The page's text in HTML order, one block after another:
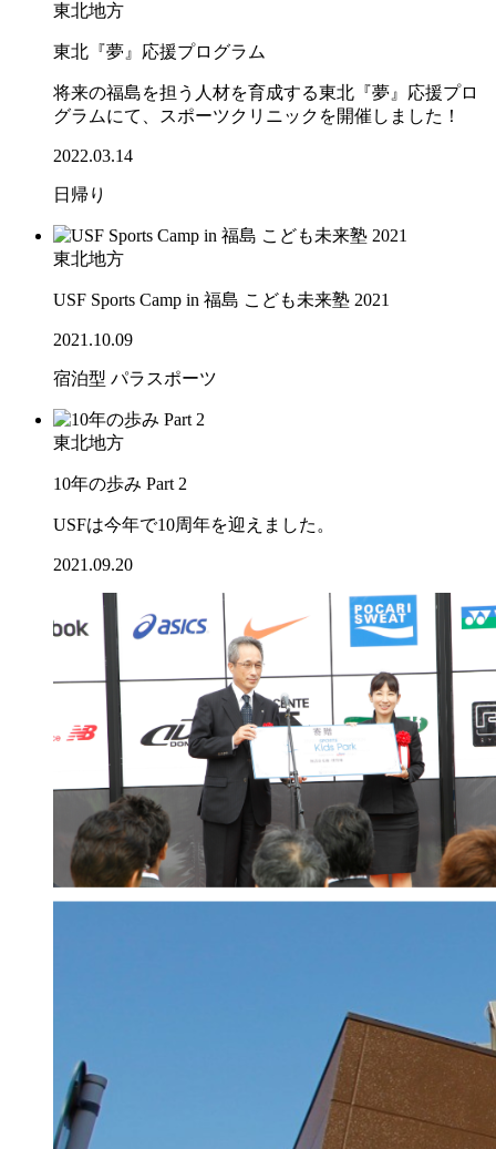
東北地方
東北『夢』応援プログラム
将来の福島を担う人材を育成する東北『夢』応援プロ
グラムにて、スポーツクリニックを開催しました！
2022.03.14
日帰り
東北地方
USF Sports Camp in 福島 こども未来塾 2021
2021.10.09
宿泊型 パラスポーツ
東北地方
10年の歩み Part 2
USFは今年で10周年を迎えました。
2021.09.20